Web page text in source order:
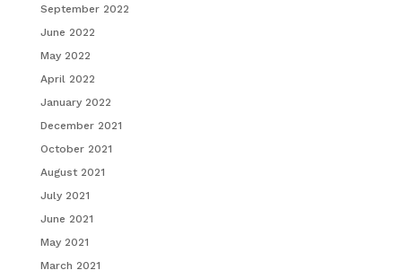
September 2022
June 2022
May 2022
April 2022
January 2022
December 2021
October 2021
August 2021
July 2021
June 2021
May 2021
March 2021